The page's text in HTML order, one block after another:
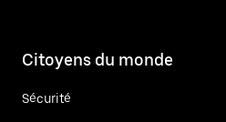
Citoyens du monde
Sécurité